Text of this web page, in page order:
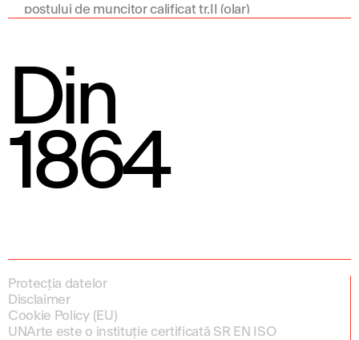
postului de muncitor calificat tr.II (olar)
Din
1864
Protecția datelor
Disclaimer
Cookie Policy (EU)
UNArte este o instituție certificată SR EN ISO